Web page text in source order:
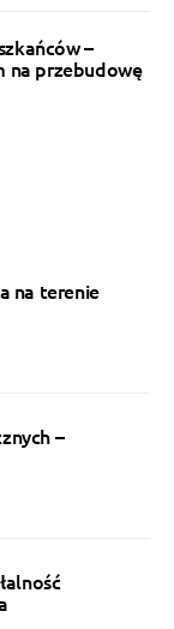
–
na przebudowę
na terenie
–